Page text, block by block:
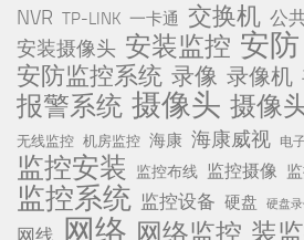
NVR TP-LINK 一卡通 交换机 公
安装摄像头 安装监控 安防
安防监控系统 录像 录像机
报警系统 摄像头 摄像
无线监控 机房监控 海康 海康威视 电
监控安装 监控布线 监控摄像
监控系统 监控设备 硬盘 硬盘
网络